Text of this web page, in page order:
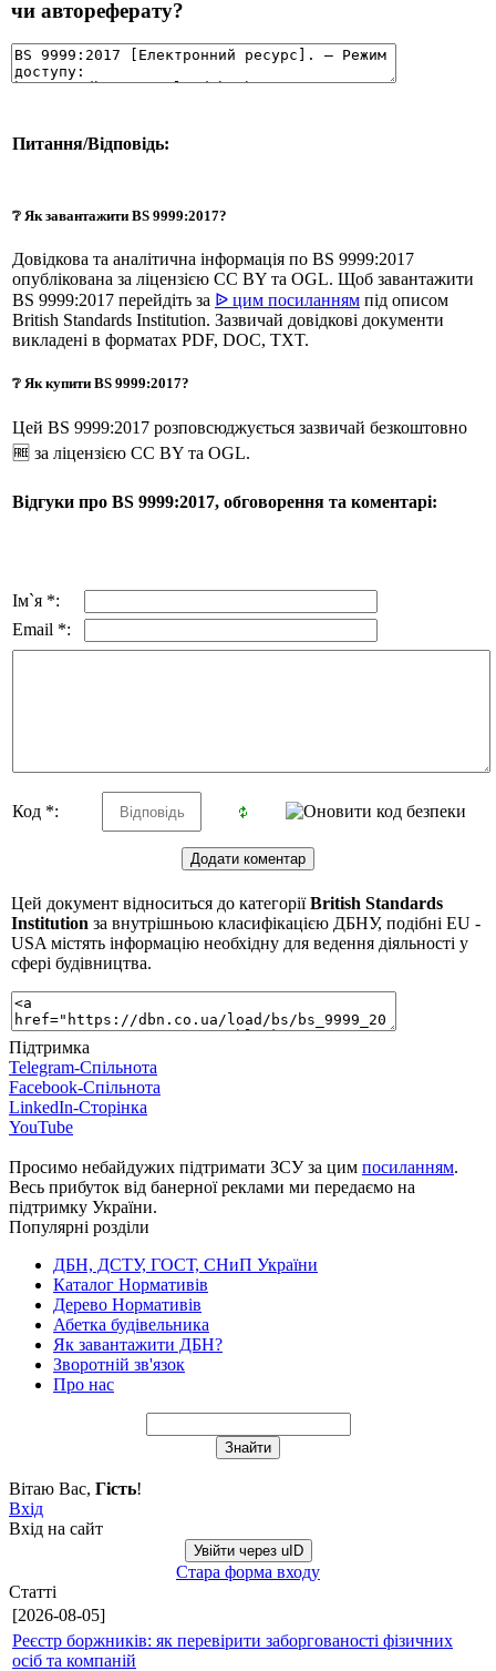
чи автореферату?
Питання/Відповідь:
❔ Як завантажити BS 9999:2017?
Довідкова та аналітична інформація по BS 9999:2017
опублікована за ліцензією CC BY та OGL. Щоб завантажити
BS 9999:2017 перейдіть за ᐉ цим посиланням під описом
British Standards Institution. Зазвичай довідкові документи
викладені в форматах PDF, DOC, TXT.
❔ Як купити BS 9999:2017?
Цей BS 9999:2017 розповсюджується зазвичай безкоштовно
🆓 за ліцензією CC BY та OGL.
Відгуки про BS 9999:2017, обговорення та коментарі:
Ім`я *:
Email *:
Код *:
Цей документ відноситься до категоріїBritish Standards
Institution за внутрішньою класифікацією ДБНУ, подібні EU -
USA містять інформацію необхідну для ведення діяльності у
сфері будівництва.
Підтримка
Telegram-Спільнота
Facebook-Спільнота
LinkedIn-Сторінка
YouTube
Просимо небайдужих підтримати ЗСУ за цим посиланням.
Весь прибуток від банерної реклами ми передаємо на
підтримку України.
Популярні розділи
ДБН, ДСТУ, ГОСТ, СНиП України
Каталог Нормативів
Дерево Нормативів
Абетка будівельника
Як завантажити ДБН?
Зворотній зв'язок
Про нас
Вітаю Вас, Гість!
Вхід
Вхід на сайт
Увійти через uID
Стара форма входу
Статті
[2026-08-05]
Реєстр боржників: як перевірити заборгованості фізичних
осіб та компаній